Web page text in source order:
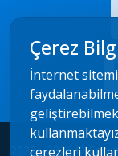
2022 - 2026 ©
Çerez
İnternet
çerezleri